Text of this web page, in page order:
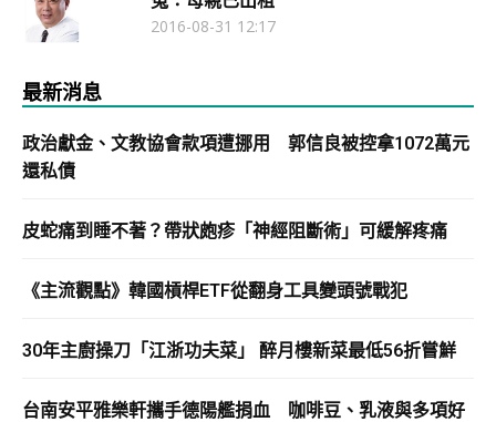
2016-08-31 12:17
最新消息
政治獻金、文教協會款項遭挪用 郭信良被控拿1072萬元
還私債
皮蛇痛到睡不著？帶狀皰疹「神經阻斷術」可緩解疼痛
《主流觀點》韓國槓桿ETF從翻身工具變頭號戰犯
30年主廚操刀「江浙功夫菜」 醉月樓新菜最低56折嘗鮮
台南安平雅樂軒攜手德陽艦捐血 咖啡豆、乳液與多項好